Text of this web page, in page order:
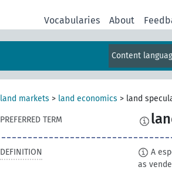
Vocabularies About
Content
land markets > land economics > land
PREFERRED TERM
DEFINITION
A
as